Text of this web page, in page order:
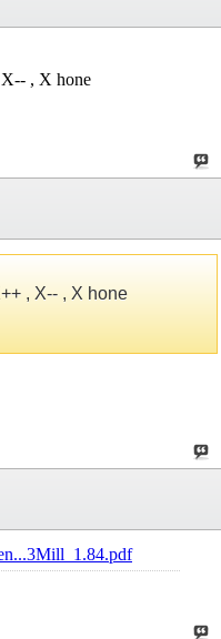
, X hone
, X-- , X hone